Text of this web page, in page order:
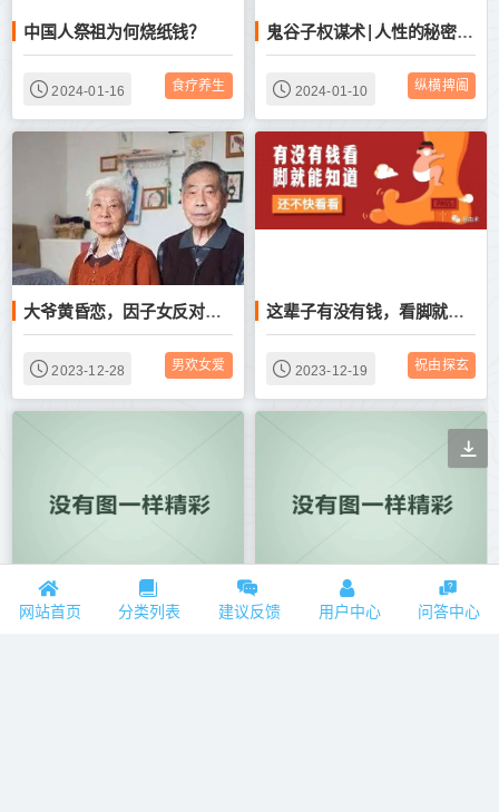
中国人祭祖为何烧纸钱？
2024-01-16 食疗养生
鬼谷子权谋术|人性的秘密:你只有没过钱、吃过苦、遭过罪才会知道人性至暗！
2024-01-10 纵横捭阖
大爷黄昏恋，因子女反对被逼跳楼，到底钱重要还是幸福更重要？
2023-12-28 男欢女爱
这辈子有没有钱，看脚就知道了！（超级准）
2023-12-19 祝由探玄
道教高功法师开财库法事需要收多少钱
网站首页 分类列表 建议反馈 用户中心 问答中心